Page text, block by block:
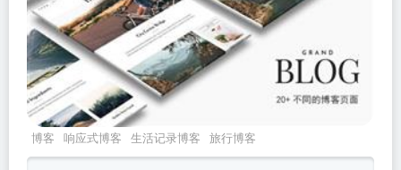
博客 响应式博客 生活记录博客
旅行博客
grandblog